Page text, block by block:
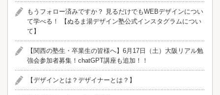
​​もうフォロー済みですか？ 見るだけでもWEBデザインについ
て学べる！ 【ぬるま湯デザイン塾公式インスタグラムについ
て】
【関西の塾生・卒業生の皆様へ】6月17日（土）大阪リアル勉
強会参加者募集！chatGPT講座も追加！！
【デザインとは？デザイナーとは？】